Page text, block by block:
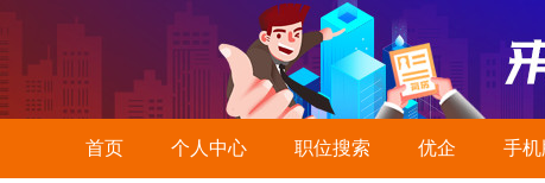
首页 个人中心 职位搜索 优企 手机